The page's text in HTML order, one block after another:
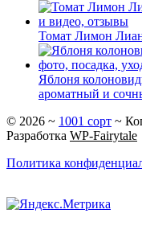
Томат Лимон
Яблоня
ароматный и
© 2026 ~ 1001 сорт ~
Разработка WP-Fairytale
Политика